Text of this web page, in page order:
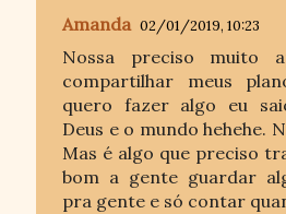
Amanda 02/01/2019, 10:23
Nossa preciso muito
compartilhar meus
quero fazer algo eu
Deus e o mundo hehehe.
Mas é algo que preciso
bom a gente guardar
pra gente e só contar